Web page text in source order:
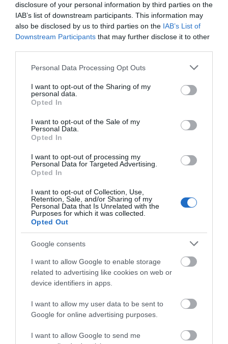
disclosure of your personal information by third parties on the
IAB’s list of downstream participants. This information may
also be disclosed by us to third parties on the IAB’s List of
Downstream Participants that may further disclose it to other
Please note that this website/app uses one or more Google
not limited to your visit or usage behaviour. You may click to
grant or deny consent to Google and its third-party tags to
use your data for below specified purposes in below Google
consent section.
Personal Data Processing Opt Outs
I want to opt-out of the Sharing of my
personal data.
Opted In
I want to opt-out of the Sale of my
Personal Data.
Opted In
I want to opt-out of processing my
Personal Data for Targeted Advertising.
Opted In
I want to opt-out of Collection, Use,
Retention, Sale, and/or Sharing of my
Personal Data that Is Unrelated with the
Purposes for which it was collected.
Opted Out
Google consents
I want to allow Google to enable storage
related to advertising like cookies on web or
device identifiers in apps.
I want to allow my user data to be sent to
Google for online advertising purposes.
I want to allow Google to send me
ΚΑΠΕΤΑΝ ΑΝΤΩΝΗ ΒΙΔΑΛΗ
Απαράδεκτη εμπειρία στη Ραφήνα. Φωτογραφίες από την
αναχώρηση εκείνης της ώρας…
ΣΗΜΑΝΤΙΚΟ ΑΡΧΑΙΟ ΝΑΥΑΓΙΟ ΤΗΣ ΑΝΔΡΟΥ!…»
«ΑΥΤΗ ΤΗΝ ΑΝΔΡΟ ΘΕΛΟΥΜΕ…»
Πρόσφατα Άρθρα
ΟΙ «ΕΥΤΥΧΙΣΜΕΝΕΣ
Μια επίκαιρη ανάλυση για
το λιμάνι της Ραφήνας…
06/08/2026
Η Άνδρος συνεχίζει να
06/08/2026
Η νεολαία της Άνδρου είναι
εδώ. Χρειάζεται όμως
ευκαιρίες για να φανεί.
05/08/2026